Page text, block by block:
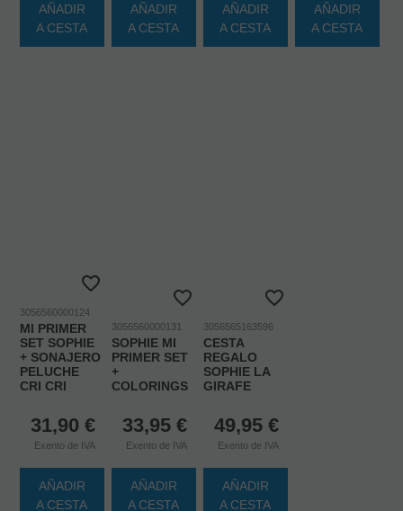
AÑADIR
A CESTA
AÑADIR
A CESTA
AÑADIR
A CESTA
AÑADIR
A CESTA
3056560000124
MI PRIMER
SET SOPHIE
+ SONAJERO
PELUCHE
CRI CRI
31,90 €
Exento de IVA
AÑADIR
A CESTA
3056560000131
SOPHIE MI
PRIMER SET
+
COLORINGS
33,95 €
Exento de IVA
AÑADIR
A CESTA
3056565163596
CESTA
REGALO
SOPHIE LA
GIRAFE
49,95 €
Exento de IVA
AÑADIR
A CESTA